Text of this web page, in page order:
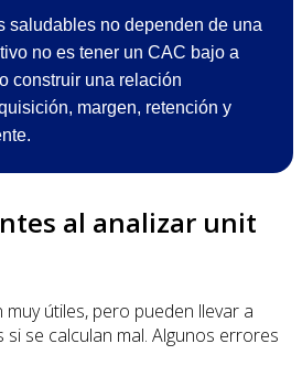
saludables no dependen de una
no es tener un CAC bajo a
construir una relación
margen, retención y
al analizar unit
útiles, pero pueden llevar a
se calculan mal. Algunos errores